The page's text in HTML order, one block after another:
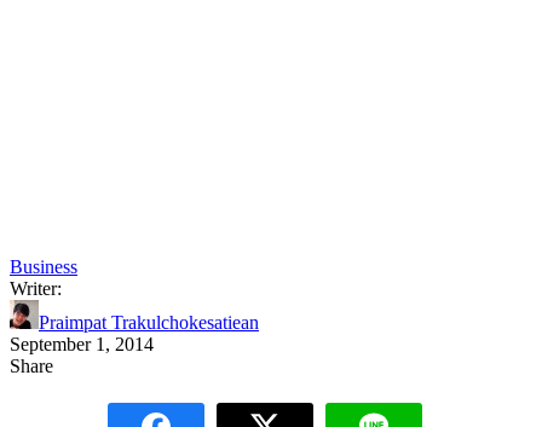
Business
Writer:
Praimpat Trakulchokesatiean
September 1, 2014
Share